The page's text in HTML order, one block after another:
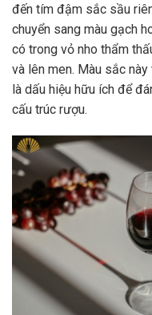
đến tím đậm sắc sầu
chuyển sang màu gạch
có trong vỏ nho thẩm
và lên men. Màu sắc
là dấu hiệu hữu ích để
cấu trúc rượu.